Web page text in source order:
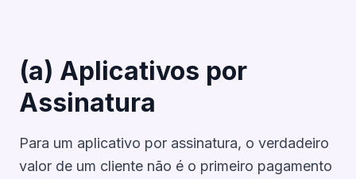
(a) Aplicativos por
Assinatura
Para um aplicativo por assinatura, o verdadeiro
valor de um cliente não é o primeiro pagamento